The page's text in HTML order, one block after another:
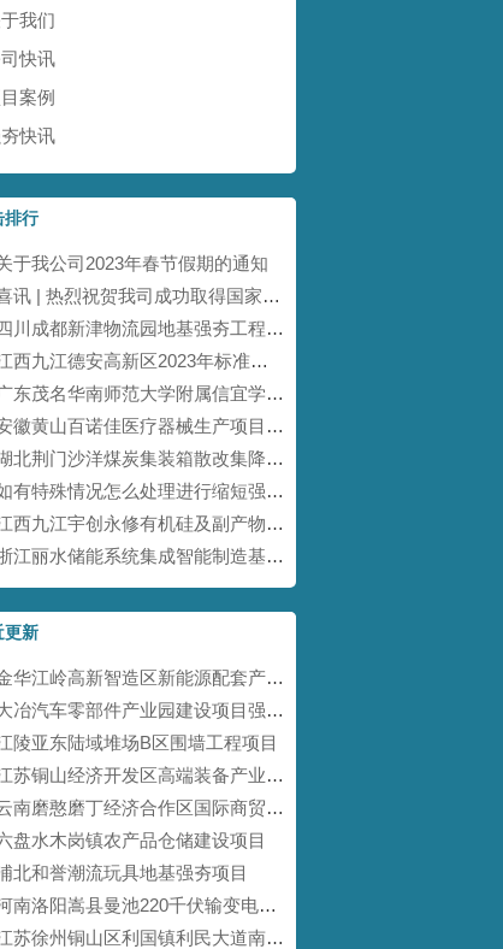
我们
快讯
案例
快讯
排行
于我公司2023年春节假期的通知
喜讯 | 热烈祝贺我司成功取得国家商标注册证书！
四川成都新津物流园地基强夯工程【康尚强夯建设】
江西九江德安高新区2023年标准厂房及配套基础设施建设项目【康尚强夯建设】
广东茂名华南师范大学附属信宜学校强夯地基项目【康尚强夯建设】
安徽黄山百诺佳医疗器械生产项目(一期)地基强夯工程【康尚强夯建设】
湖北荆门沙洋煤炭集装箱散改集降水强夯项目【康尚强夯建设】
如有特殊情况怎么处理进行缩短强夯施工的工期
江西九江宇创永修有机硅及副产物综合利用项目强夯工程【康尚强夯建设】
浙江丽水储能系统集成智能制造基地项目强夯工程【康尚强夯建设】
更新
金华江岭高新智造区新能源配套产业园强夯工程
大冶汽车零部件产业园建设项目强夯工程
陵亚东陆域堆场B区围墙工程项目
江苏铜山经济开发区高端装备产业园提档升级项目强夯工程
云南磨憨磨丁经济合作区国际商贸围网区基础设施建设项目
盘水木岗镇农产品仓储建设项目
北和誉潮流玩具地基强夯项目
河南洛阳嵩县曼池220千伏输变电工程
江苏徐州铜山区利国镇利民大道南地块铁矿采空塌陷防治工程